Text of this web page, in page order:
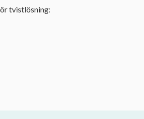
tvistlösning: